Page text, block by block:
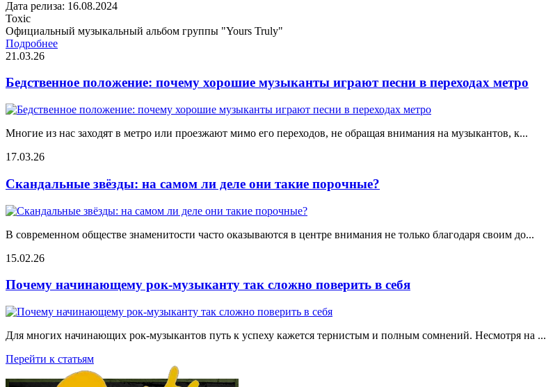
Дата релиза: 16.08.2024
Toxic
Официальный музыкальный альбом группы "Yours Truly"
Подробнее
21.03.26
Бедственное положение: почему хорошие музыканты играют песни в переходах метро
Многие из нас заходят в метро или проезжают мимо его переходов, не обращая внимания на музыкантов, к...
17.03.26
Скандальные звёзды: на самом ли деле они такие порочные?
В современном обществе знаменитости часто оказываются в центре внимания не только благодаря своим до...
15.02.26
Почему начинающему рок-музыканту так сложно поверить в себя
Для многих начинающих рок-музыкантов путь к успеху кажется тернистым и полным сомнений. Несмотря на ...
Перейти к статьям